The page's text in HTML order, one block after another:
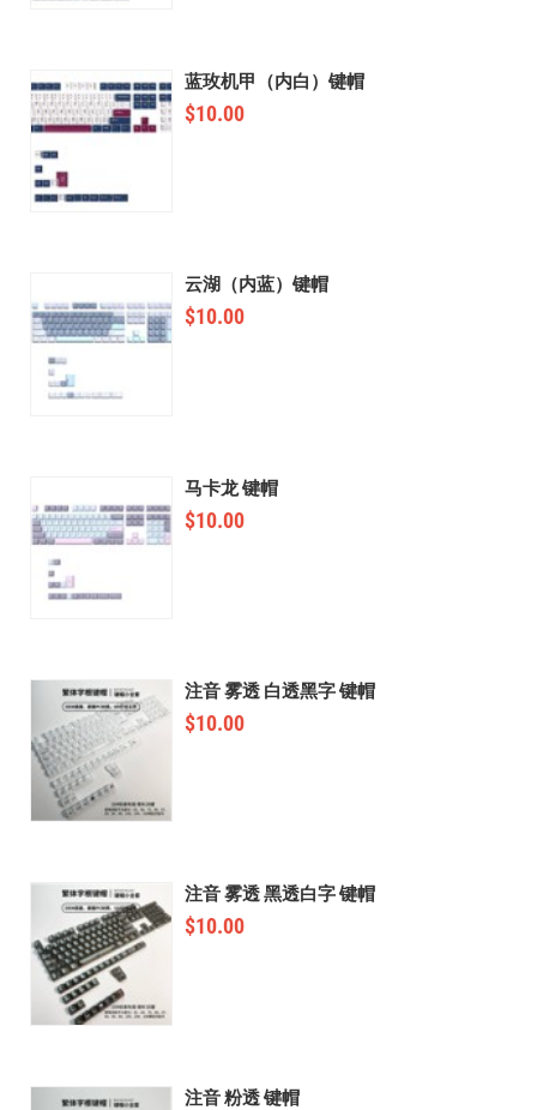
蓝玫机甲（内白）键帽
$10.00
云湖（内蓝）键帽
$10.00
马卡龙 键帽
$10.00
注音 雾透 白透黑字 键帽
$10.00
注音 雾透 黑透白字 键帽
$10.00
注音 粉透 键帽